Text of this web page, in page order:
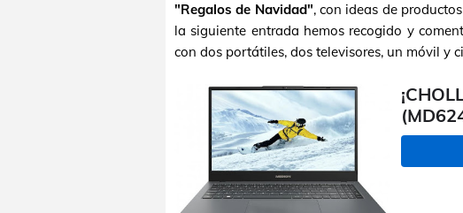
"Regalos de Navidad", con ideas de
la siguiente entrada hemos recogido y
con dos portátiles, dos televisores, un móvil y